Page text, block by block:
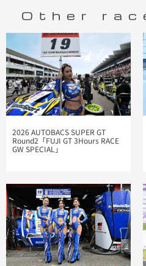
Other
2026 AUTOBACS SUPER GT
Round2「FUJI GT 3Hours RACE
GW SPECIAL」